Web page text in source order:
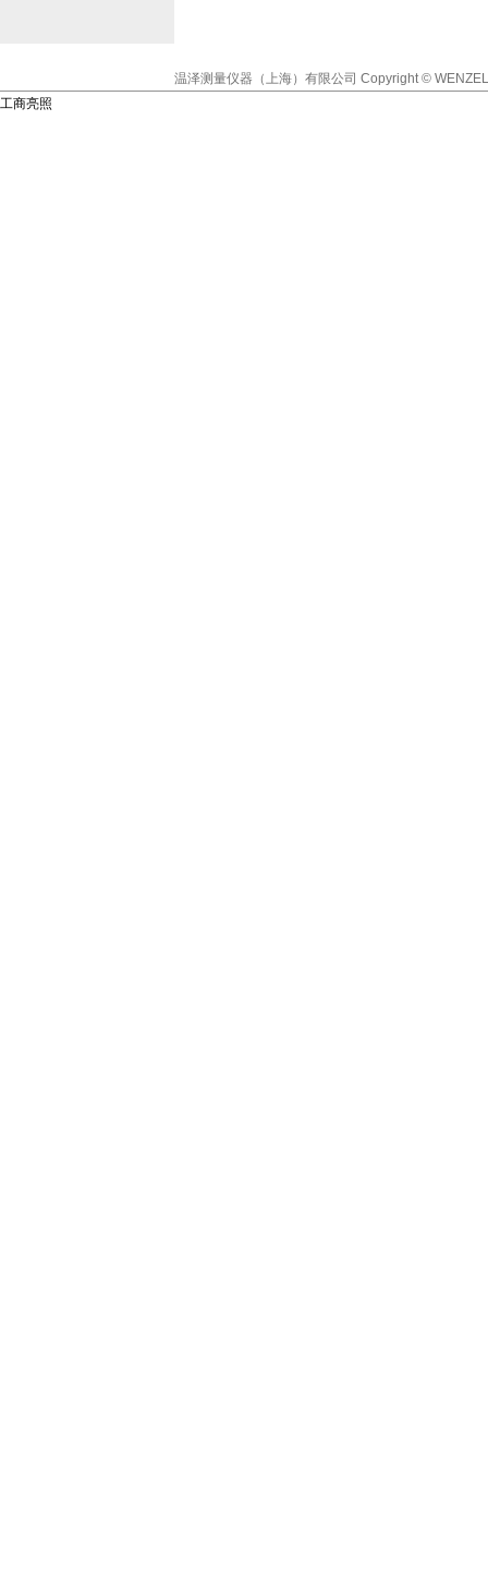
温泽测量仪器（上海）有限公司 Copyright ©
工商亮照